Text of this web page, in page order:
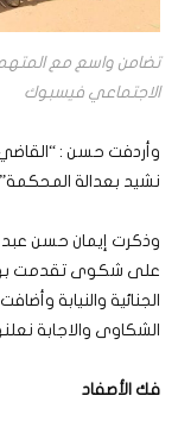
تضامن واسع مع
الاجتماعي فيسبوك
وأردفت حسن :
نشيد بعدالة
وذكرت إيمان حسن عبد
على شكوى تقدمت بها
الجنائية والنيابة
الشكاوى والاجابة
فك الأصفاد